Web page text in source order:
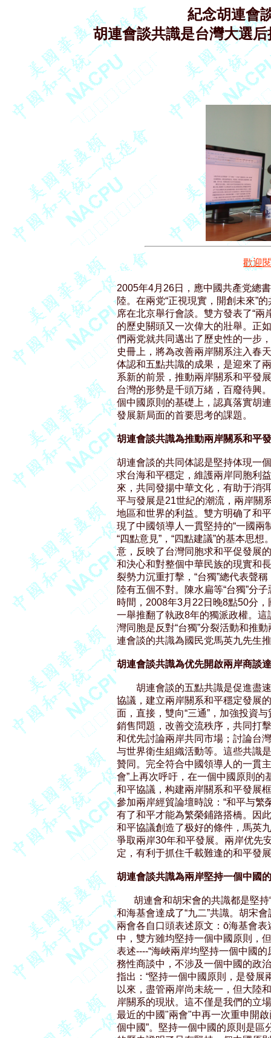
紀念胡連會
胡連會談共識是台灣大選
歡迎
2005年4月26日，應中國共產党總
陸。在兩党“正視現實，開創未來”
席在北京舉行會談。雙方發表了“
的歷史關頭又一次偉大的壯舉。正
們兩党就共同邁出了歷史性的一步
史冊上，將為改善兩岸關系注入春
体認和五點共識的成果，是迎來了
系新的前景，推動兩岸關系和平發
台灣的形勢是千頭万緒，百廢待興
個中國原則的基礎上，認真落實胡
發展新局面的首要思考的課題。
胡連會談共識為推動兩岸關系和平
胡連會談的共同体認是堅持体現一
求台海和平穩定，維護兩岸同胞利
來，共同發揚中華文化，有助于消
平与發展是21世紀的潮流，兩岸關
地區和世界的利益。雙方明确了和
現了中國領導人一貫堅持的“一國兩
“四點意見”，“四點建議”的基本思
意，反映了台灣同胞求和平促發展
和決心和對整個中華民族的現實和
裂勢力沉重打擊，“台獨”總代表聲
陸有五個不對。陳水扁等“台獨”分
時間，2008年3月22日晚8點50分
一舉推翻了執政8年的獨派政權。
灣同胞是反對“台獨”分裂活動和推
連會談的共識為國民党馬英九先生
胡連會談共識為优先開啟兩岸商談
胡連會談的五點共識是促進
協議，建立兩岸關系和平穩定發展
面，直接，雙向“三通”，加強投資
銷售問題，改善交流秩序，共同打
和优先討論兩岸共同市場；討論台
与世界衛生組織活動等。這些共識
贊同。完全符合中國領導人的一貫
會”上再次呼吁，在一個中國原則
和平協議，构建兩岸關系和平發展
參加兩岸經貿論壇時說：“和平与
有了和平才能為繁榮鋪路搭橋。因
和平協議創造了极好的條件，馬英
爭取兩岸30年和平發展。兩岸优先
定，有利于抓住千載難逢的和平發
胡連會談共識為兩岸堅持一個中國
胡連會和胡宋會的共識都是
和海基會達成了“九二”共識。胡宋
兩會各自口頭表述原文：ō海基會
中，雙方雖均堅持一個中國原則，
表述----“海峽兩岸均堅持一個中國
務性商談中，不涉及一個中國的政
指出：“堅持一個中國原則，是發
以來，盡管兩岸尚未統一，但大陸
岸關系的現狀。這不僅是我們的立
最近的中國"兩會"中再一次重申開
個中國”。堅持一個中國的原則是區